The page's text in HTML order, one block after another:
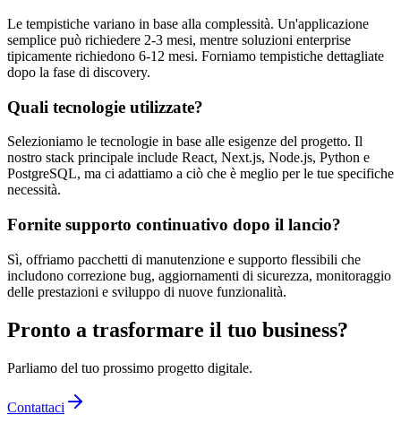
Le tempistiche variano in base alla complessità. Un'applicazione
semplice può richiedere 2-3 mesi, mentre soluzioni enterprise
tipicamente richiedono 6-12 mesi. Forniamo tempistiche dettagliate
dopo la fase di discovery.
Quali tecnologie utilizzate?
Selezioniamo le tecnologie in base alle esigenze del progetto. Il
nostro stack principale include React, Next.js, Node.js, Python e
PostgreSQL, ma ci adattiamo a ciò che è meglio per le tue specifiche
necessità.
Fornite supporto continuativo dopo il lancio?
Sì, offriamo pacchetti di manutenzione e supporto flessibili che
includono correzione bug, aggiornamenti di sicurezza, monitoraggio
delle prestazioni e sviluppo di nuove funzionalità.
Pronto a trasformare il tuo business?
Parliamo del tuo prossimo progetto digitale.
Contattaci